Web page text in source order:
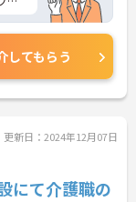
し
してもらう
更新日：2024年12月07日
にて介護職の